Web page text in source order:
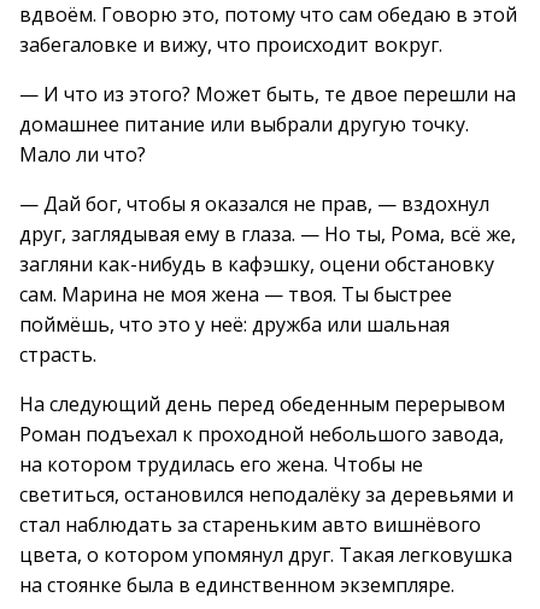
вдвоём. Говорю это, потому что сам обедаю в этой
забегаловке и вижу, что происходит вокруг.
— И что из этого? Может быть, те двое перешли на
домашнее питание или выбрали другую точку.
Мало ли что?
— Дай бог, чтобы я оказался не прав, — вздохнул
друг, заглядывая ему в глаза. — Но ты, Рома, всё же,
загляни как-нибудь в кафэшку, оцени обстановку
сам. Марина не моя жена — твоя. Ты быстрее
поймёшь, что это у неё: дружба или шальная
страсть.
На следующий день перед обеденным перерывом
Роман подъехал к проходной небольшого завода,
на котором трудилась его жена. Чтобы не
светиться, остановился неподалёку за деревьями и
стал наблюдать за стареньким авто вишнёвого
цвета, о котором упомянул друг. Такая легковушка
на стоянке была в единственном экземпляре.